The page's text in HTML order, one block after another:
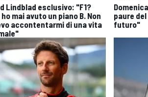
Lindblad esclusivo: "F1?
ho mai avuto un piano B. Non
accontentarmi di una vita
paure
futuro"